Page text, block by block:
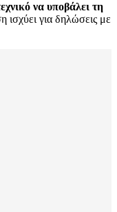
να υποβάλει τη
για δηλώσεις με